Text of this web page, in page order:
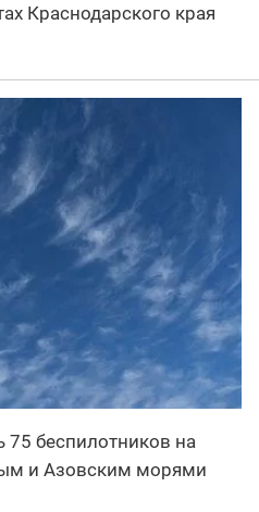
Краснодарского края
беспилотников на
и Азовским морями